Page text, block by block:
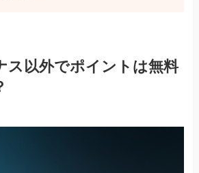
ス以外でポイントは無料